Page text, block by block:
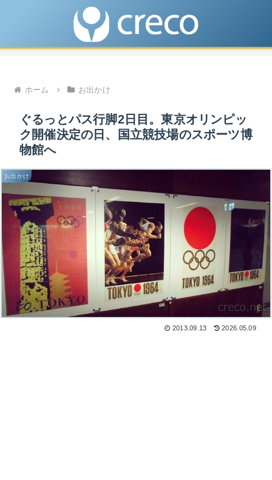
ホーム お出かけ
ぐるっとパス行脚2日目。東京オリンピッ
ク開催決定の日、国立競技場のスポーツ博
物館へ
お出かけ
2013.09.13 2026.05.09